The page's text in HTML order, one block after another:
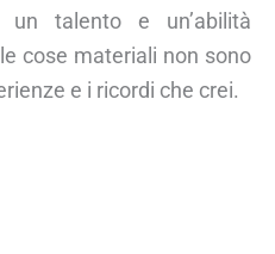
talento e un’abilità
cose materiali non sono
e i ricordi che crei.